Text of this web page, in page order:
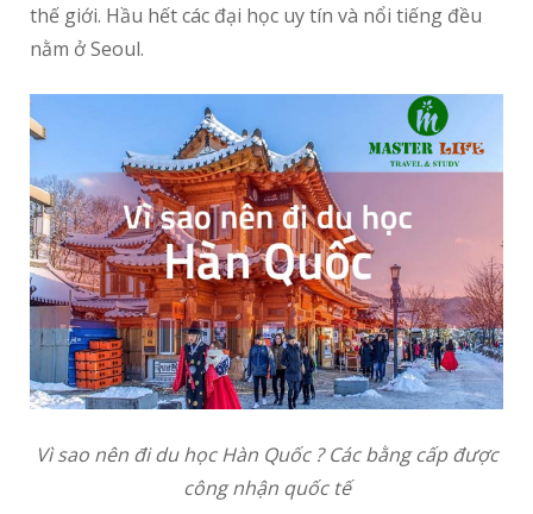
thế giới. Hầu hết các đại học uy tín và nổi tiếng đều
nằm ở Seoul.
Vì sao nên đi du học Hàn Quốc ? Các bằng cấp được
công nhận quốc tế